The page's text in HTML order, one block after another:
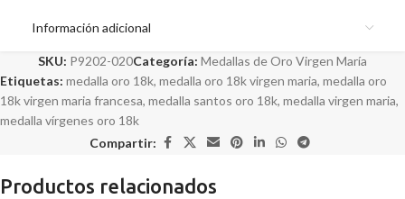
Información adicional
SKU: P9202-020Categoría: Medallas de Oro Virgen María
Etiquetas: medalla oro 18k, medalla oro 18k virgen maria, medalla oro
18k virgen maria francesa, medalla santos oro 18k, medalla virgen maria,
medalla vírgenes oro 18k
Compartir:
Productos relacionados